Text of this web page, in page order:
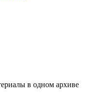
в одном архиве